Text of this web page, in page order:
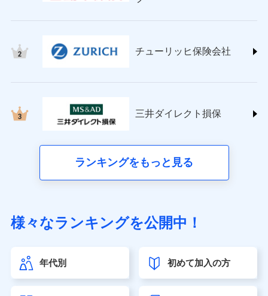
(https://www.nisshinfire.co.jp/)
(https://www.petfamilyins.co.jp/)
ins.com/)
三井ダイレクト損害保険株式会社
（https://www.sonylife.co.jp）
第一ネオ生命保険株式会社（https://neofirst.co.jp/）
大樹生命保険株式会社（https://www.taiju-life.co.jp）
チューリッヒ保険会社
三井ダイレクト損保
ランキングをもっと見る
様々なランキングを公開中！
年代別 初めて加入の方